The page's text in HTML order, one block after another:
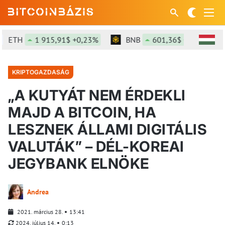
1 915,91$ +0,23% BNB 601,36$ +0,08%
KRIPTOGAZDASÁG
„A KUTYÁT NEM ÉRDEKLI
MAJD A BITCOIN, HA
LESZNEK ÁLLAMI DIGITÁLIS
VALUTÁK” – DÉL-KOREAI
JEGYBANK ELNÖKE
Andrea
2021. március 28.
13:41
2024. július 14.
0:13